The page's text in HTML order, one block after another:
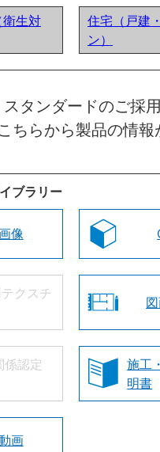
生対
住宅（戸建
ン）
タンダードのご採
ちらから製品の情報
ブラリー
像
クスチ
係認定
施工
明書
画